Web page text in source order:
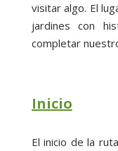
visitar algo. El
jardines con
completar
Inicio
El inicio de la